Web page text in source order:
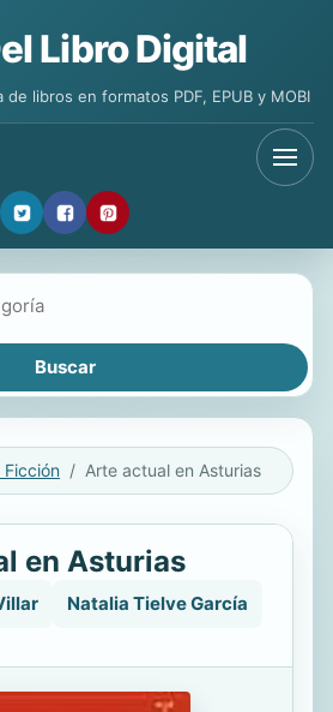
Libro Digital
libros en formatos PDF, EPUB y MOBI
Arte actual en Asturias
en Asturias
Natalia Tielve García